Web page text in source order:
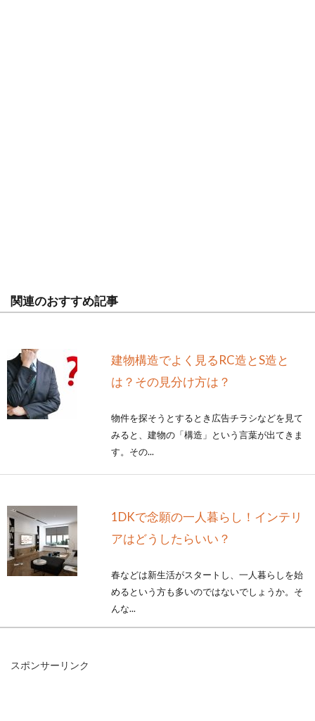
関連のおすすめ記事
建物構造でよく見るRC造とS造と
は？その見分け方は？
物件を探そうとするとき広告チラシなどを見て
みると、建物の「構造」という言葉が出てきま
す。その...
1DKで念願の一人暮らし！インテリ
アはどうしたらいい？
春などは新生活がスタートし、一人暮らしを始
めるという方も多いのではないでしょうか。そ
んな...
スポンサーリンク